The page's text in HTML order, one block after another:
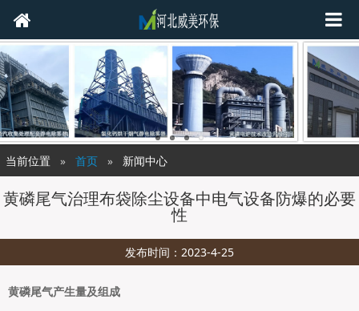
当前位置 首页 新闻中心
黄磷尾气治理布袋除尘设备中电气设备防爆的必要
性
发布时间：2023-4-25
黄磷尾气产生量及组成